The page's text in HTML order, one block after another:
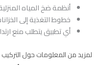
أنظمة ضخ المياه
خطوط التغذية إلى
أي تطبيق يتطلب منع
لمزيد من المعلومات حول